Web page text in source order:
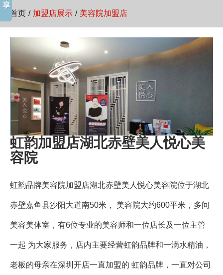
首页 / 加盟店展示 / 美容院加盟店
虹韵加盟店湖北赤壁美人悦心美
容院
虹韵品牌美容院加盟店湖北赤壁美人悦心美容院位于湖北
赤壁嘉鱼县沙阳大道南50米， 美容院大约600平米，多间
美容美体室，有6位专业的美容师和一位店长及一位主管
一起 为大家服务，店内主要经营虹韵品牌和一滴水精油，
老板的母亲在深圳开店一直加盟的 虹韵品牌，一直对公司